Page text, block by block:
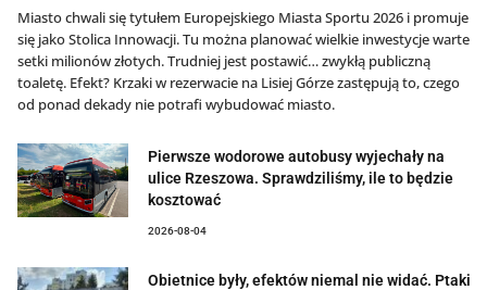
Miasto chwali się tytułem Europejskiego Miasta Sportu 2026 i promuje
się jako Stolica Innowacji. Tu można planować wielkie inwestycje warte
setki milionów złotych. Trudniej jest postawić… zwykłą publiczną
toaletę. Efekt? Krzaki w rezerwacie na Lisiej Górze zastępują to, czego
od ponad dekady nie potrafi wybudować miasto.
Pierwsze wodorowe autobusy wyjechały na
ulice Rzeszowa. Sprawdziliśmy, ile to będzie
kosztować
2026-08-04
Obietnice były, efektów niemal nie widać. Ptaki